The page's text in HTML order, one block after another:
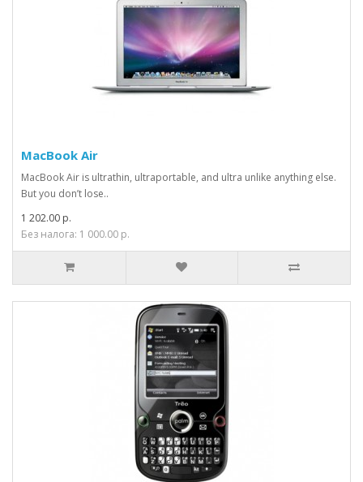
MacBook Air
MacBook Air is ultrathin, ultraportable, and ultra unlike anything else.
But you don’t lose..
1 202.00 р.
Без налога: 1 000.00 р.